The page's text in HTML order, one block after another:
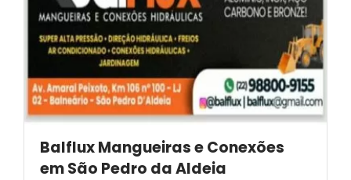
Balflux Mangueiras e Conexões
em São Pedro da Aldeia